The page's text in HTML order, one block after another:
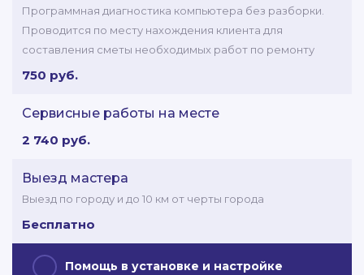
Программная диагностика компьютера без разборки.
Проводится по месту нахождения клиента для
составления сметы необходимых работ по ремонту
750 руб.
Сервисные работы на месте
2 740 руб.
Выезд мастера
Выезд по городу и до 10 км от черты города
Бесплатно
Помощь в установке и настройке